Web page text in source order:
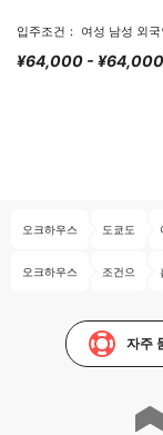
입주조건： 여성 남성 외국
¥64,000 - ¥64,000
오크하우스 도쿄도
오크하우스 조건으
자주